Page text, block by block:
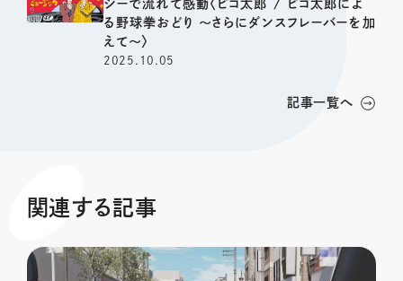
シーで流れて感動〈ピコ太郎 / ピコ太郎によ
る野球拳おどり 〜さらにダンスフレーバーを加
えて〜〉
2025.10.05
記事一覧へ
関連する記事